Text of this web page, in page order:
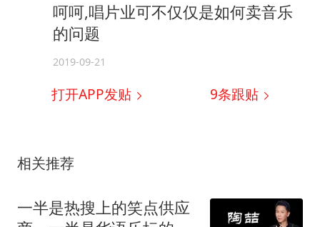
呵呵,唱片业可不仅仅是如何卖音乐
的问题
2019-09-21
打开APP发贴 9条跟贴
相关推荐
一半是热搜上的笑点供应